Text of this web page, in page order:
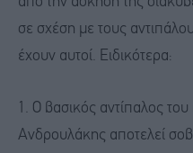
σε σχέση με τους
έχουν αυτοί. Ειδικότερα:
1. Ο βασικός αντίπαλος
Ανδρουλάκης αποτελεί